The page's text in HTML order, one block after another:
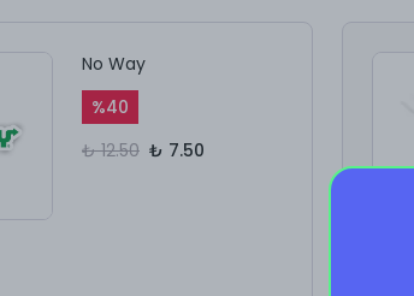
No Way
%40
₺ 12.50 ₺ 7.50